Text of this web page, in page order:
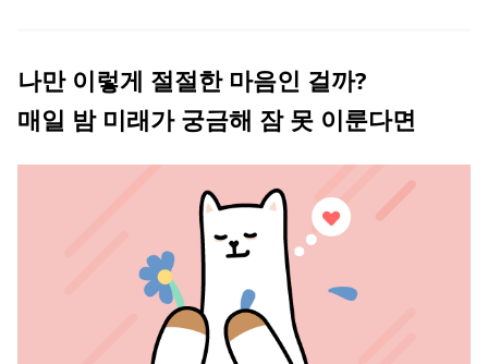
나만 이렇게 절절한 마음인 걸까?
매일 밤 미래가 궁금해 잠 못 이룬다면